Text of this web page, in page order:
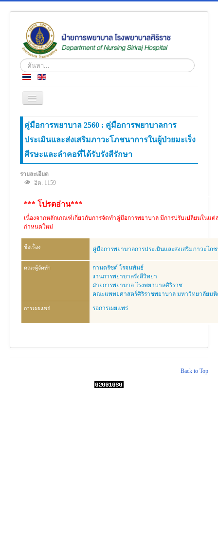
ค้นหา...
สลับ
เก
หน้าแรก
ข่าว
เกี่ยวกับเรา
โครงสร้างองค์กร
ตำราวิชาการ
งานวิจัย
คู่มือการพยาบาล
เอกสารประกอบการสอน
Download
คู่มือการพยาบาล 2560 : คู่มือการพยาบาลการ
ประเมินและส่งเสริมภาวะโภชนาการในผู้ป่วยมะเร็ง
ศีรษะและลำคอที่ได้รับรังสีรักษา
รายละเอียด
ฮิต: 1159
*** โปรดอ่าน***
เนื่องจากหลักเกณฑ์เกี่ยวกับการจัดทำคู่มือการพยาบาล มีการปรับเปลี่ยนใน
กำหนดใหม่
ชื่อเรื่อง คู่มือการพยาบาลการประเมินและส่งเสริมภาวะโภ
คณะผู้จัดทำ
กานตรัชต์ โรจนพันธ์
งานการพยาบาลรังสีวิทยา
ฝ่ายการพยาบาล โรงพยาบาลศิริราช
คณะแพทยศาสตร์ศิริราชพยาบาล มหาวิทยาลัยม
การเผยแพร่ รอการเผยแพร่
Back to Top